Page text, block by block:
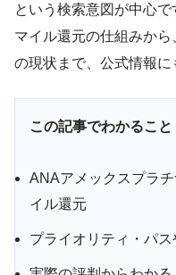
という検索意図が中心
マイル還元の仕組みか
の現状まで、公式情報に
この記事でわかること
ANAアメックスプラ
イル還元
プライオリティ・パ